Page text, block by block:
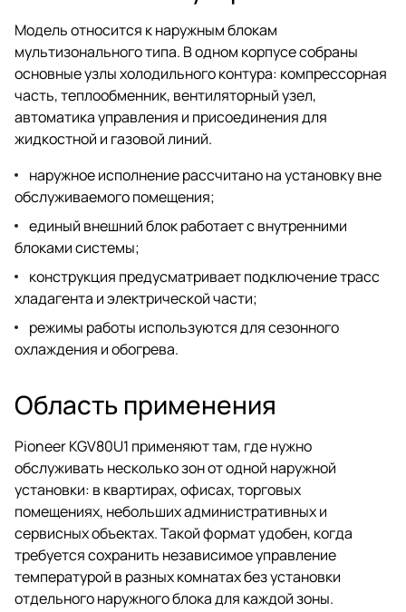
Модель относится к наружным блокам
мультизонального типа. В одном корпусе собраны
основные узлы холодильного контура: компрессорная
часть, теплообменник, вентиляторный узел,
автоматика управления и присоединения для
жидкостной и газовой линий.
наружное исполнение рассчитано на установку вне
обслуживаемого помещения;
единый внешний блок работает с внутренними
блоками системы;
конструкция предусматривает подключение трасс
хладагента и электрической части;
режимы работы используются для сезонного
охлаждения и обогрева.
Область применения
Pioneer KGV80U1 применяют там, где нужно
обслуживать несколько зон от одной наружной
установки: в квартирах, офисах, торговых
помещениях, небольших административных и
сервисных объектах. Такой формат удобен, когда
требуется сохранить независимое управление
температурой в разных комнатах без установки
отдельного наружного блока для каждой зоны.